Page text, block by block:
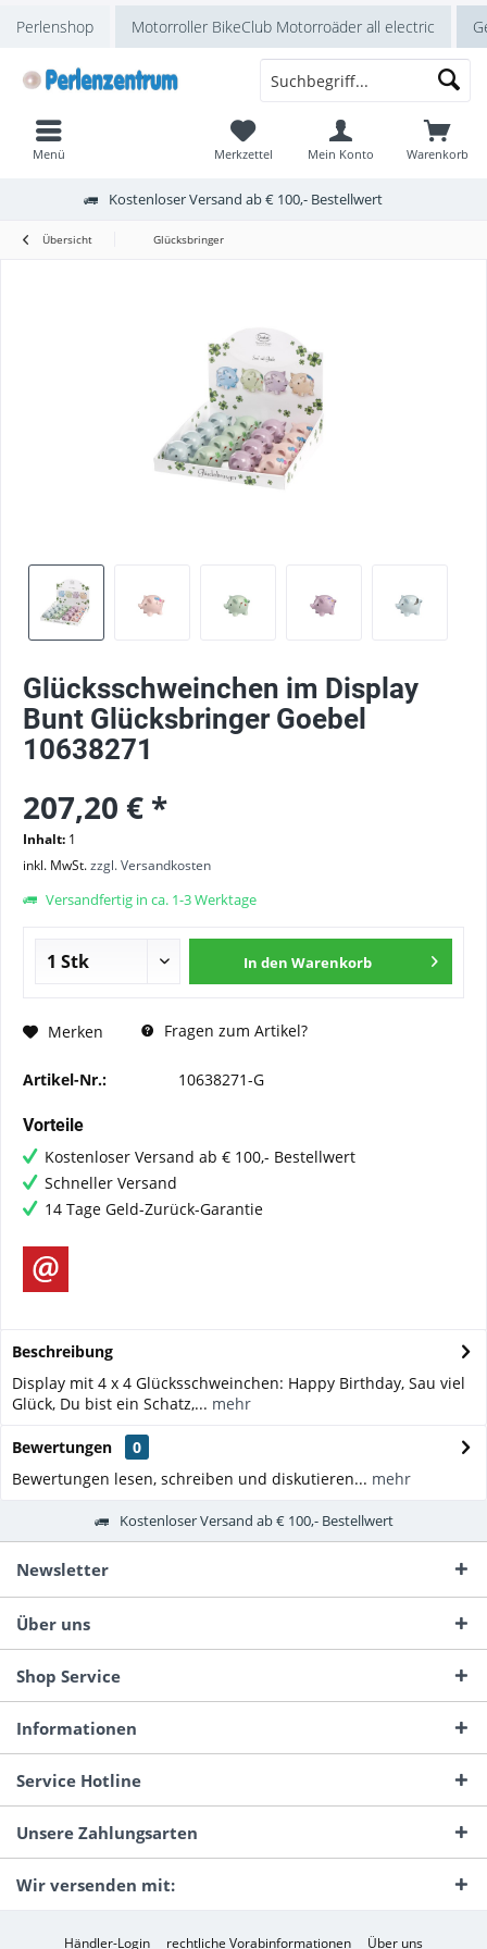
Perlenshop Motorroller BikeClub Motorroäder all electric
Kostenloser Versand ab € 100,- Bestellwert
Warenkorb
Merkzettel Mein Konto
Menü
Übersicht Glücksbringer
Glücksschweinchen im Display
Bunt Glücksbringer Goebel
10638271
207,20 € *
Inhalt: 1
inkl. MwSt.zzgl. Versandkosten
Versandfertig in ca. 1-3 Werktage
In den Warenkorb
Merken Fragen zum Artikel?
Artikel-Nr.: 10638271-G
Vorteile
Kostenloser Versand ab € 100,- Bestellwert
Schneller Versand
14 Tage Geld-Zurück-Garantie
Beschreibung
Display mit 4 x 4 Glücksschweinchen: Happy Birthday, Sau viel
Glück, Du bist ein Schatz,... mehr
Bewertungen
0
Bewertungen lesen, schreiben und diskutieren... mehr
Kostenloser Versand ab € 100,- Bestellwert
Newsletter
Über uns
Shop Service
Informationen
Service Hotline
Unsere Zahlungsarten
Wir versenden mit:
Händler-Login rechtliche Vorabinformationen Über uns